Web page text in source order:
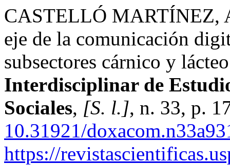
CASTELLÓ MARTÍNEZ,
eje de la comunicación
subsectores cárnico y
Interdisciplinar de
Sociales, [S. l.], n. 33, p.
10.31921/
https://